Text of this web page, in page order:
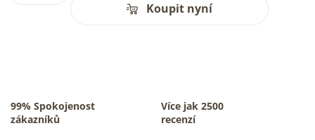
Koupit nyní
99% Spokojenost
zákazníků
Více jak 2500
recenzí